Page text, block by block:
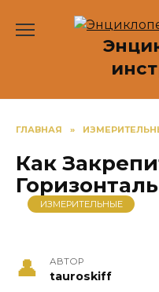
ГЛАВНАЯ »
Как
ИЗМЕРИТЕЛЬНЫЕ
АВТОР
tauroskiff